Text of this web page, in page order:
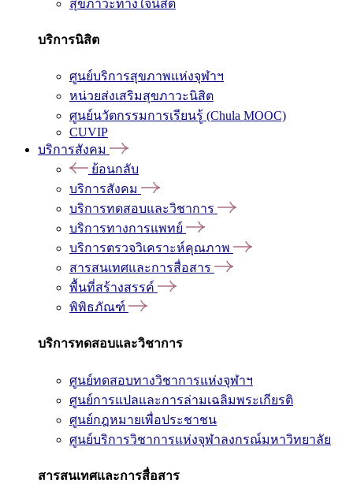
สุขภาวะทางใจนิสิต
บริการนิสิต
ศูนย์บริการสุขภาพแห่งจุฬาฯ
หน่วยส่งเสริมสุขภาวะนิสิต
ศูนย์นวัตกรรมการเรียนรู้ (Chula MOOC)
CUVIP
บริการสังคม
ย้อนกลับ
บริการสังคม
บริการทดสอบและวิชาการ
บริการทางการแพทย์
บริการตรวจวิเคราะห์คุณภาพ
สารสนเทศและการสื่อสาร
พื้นที่สร้างสรรค์
พิพิธภัณฑ์
บริการทดสอบและวิชาการ
ศูนย์ทดสอบทางวิชาการแห่งจุฬาฯ
ศูนย์การแปลและการล่ามเฉลิมพระเกียรติ
ศูนย์กฎหมายเพื่อประชาชน
ศูนย์บริการวิชาการแห่งจุฬาลงกรณ์มหาวิทยาลัย
สารสนเทศและการสื่อสาร